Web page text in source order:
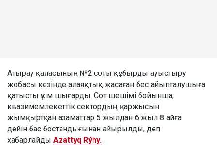
Атырау қаласының №2 соты құбырды ауыстыру
жобасы кезінде алаяқтық жасаған бес айыпталушыға
қатысты үкім шығарды. Сот шешімі бойынша,
квазимемлекеттік сектордың қаржысын
жымқыртқан азаматтар 5 жылдан 6 жыл 8 айға
дейін бас бостандығынан айырылды, деп
хабарлайды Azattyq Rýhy.